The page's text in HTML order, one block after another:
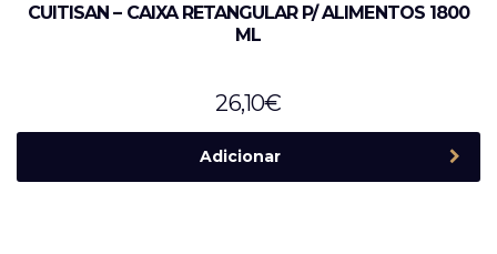
CUITISAN – CAIXA RETANGULAR P/ ALIMENTOS 1800
ML
26,10€
Adicionar